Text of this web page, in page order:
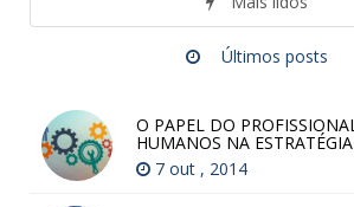
Últimos posts
O PAPEL DO
HUMANOS NA
7 out , 2014